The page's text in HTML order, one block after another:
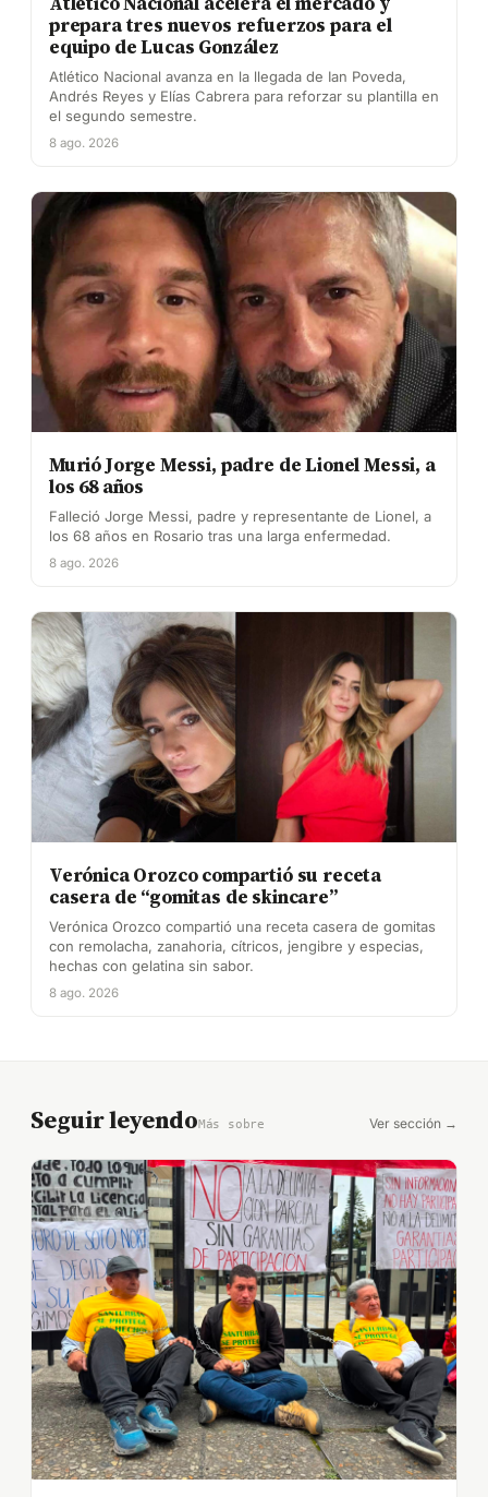
prepara tres nuevos refuerzos para el
equipo de Lucas González
Atlético Nacional avanza en la llegada de Ian Poveda,
Andrés Reyes y Elías Cabrera para reforzar su plantilla en
el segundo semestre.
8 ago. 2026
Murió Jorge Messi, padre de Lionel Messi, a
los 68 años
Falleció Jorge Messi, padre y representante de Lionel, a
los 68 años en Rosario tras una larga enfermedad.
8 ago. 2026
Verónica Orozco compartió su receta
casera de “gomitas de skincare”
Verónica Orozco compartió una receta casera de gomitas
con remolacha, zanahoria, cítricos, jengibre y especias,
hechas con gelatina sin sabor.
8 ago. 2026
Seguir leyendoMás sobre Ver sección →